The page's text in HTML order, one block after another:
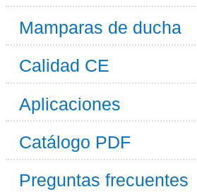
Mamparas de ducha
Calidad CE
Aplicaciones
Catálogo PDF
Preguntas frecuentes